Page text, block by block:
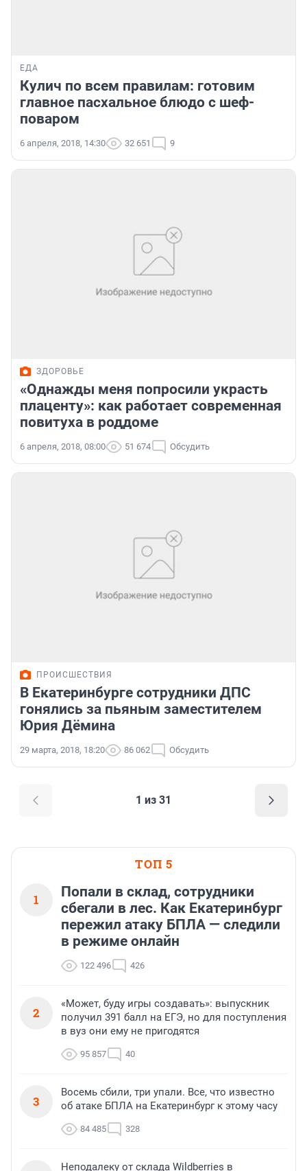
ЕДА
Кулич по всем правилам: готовим
главное пасхальное блюдо с шеф-
поваром
6 апреля, 2018, 14:30 32 651 9
ЗДОРОВЬЕ
«Однажды меня попросили украсть
плаценту»: как работает современная
повитуха в роддоме
6 апреля, 2018, 08:00 51 674 Обсудить
ПРОИСШЕСТВИЯ
В Екатеринбурге сотрудники ДПС
гонялись за пьяным заместителем
Юрия Дёмина
29 марта, 2018, 18:20 86 062 Обсудить
1 из 31
ТОП 5
1
Попали в склад, сотрудники
сбегали в лес. Как Екатеринбург
пережил атаку БПЛА — следили
в режиме онлайн
122 496 426
2
«Может, буду игры создавать»: выпускник
получил 391 балл на ЕГЭ, но для поступления
в вуз они ему не пригодятся
95 857 40
3
Восемь сбили, три упали. Все, что известно
об атаке БПЛА на Екатеринбург к этому часу
84 485 328
Неподалеку от склада Wildberries в